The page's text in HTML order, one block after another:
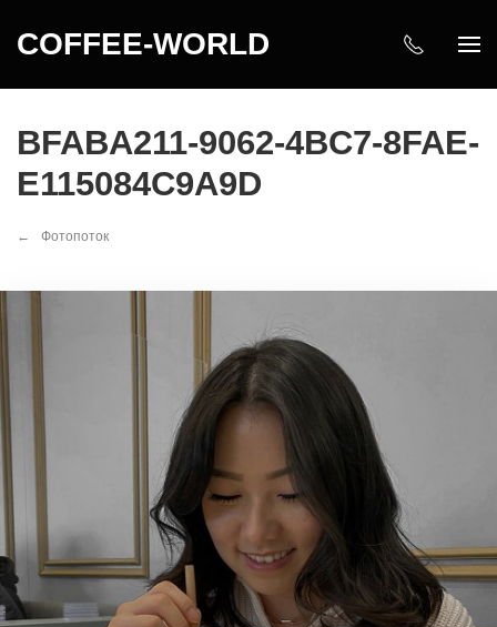
COFFEE-WORLD
BFABA211-9062-4BC7-8FAE-
E115084C9A9D
Фотопоток